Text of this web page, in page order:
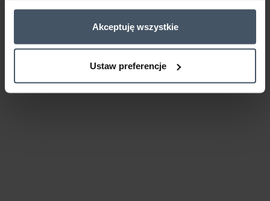
Akceptuję wszystkie
Ustaw preferencje